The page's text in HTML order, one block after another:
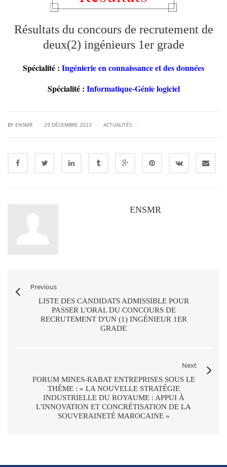
Résultats du concours de recrutement de
deux(2) ingénieurs 1er grade
Spécialité : Ingénierie en connaissance et des données
Spécialité : Informatique-Génie logiciel
BY ENSMR 29 DÉCEMBRE 2023 ACTUALITÉS
ENSMR
Previous
LISTE DES CANDIDATS ADMISSIBLE POUR
PASSER L'ORAL DU CONCOURS DE
RECRUTEMENT D'UN (1) INGÉNIEUR 1ER
GRADE
Next
FORUM MINES-RABAT ENTREPRISES SOUS LE
THÈME : « LA NOUVELLE STRATÉGIE
INDUSTRIELLE DU ROYAUME : APPUI À
L'INNOVATION ET CONCRÉTISATION DE LA
SOUVERAINETÉ MAROCAINE »